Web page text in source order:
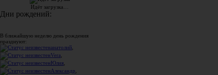
Идёт загрузка…
Дни рождений:
В ближайшую неделю день рождения
празднуют:
анатолий
Vera
Юлия
Александр